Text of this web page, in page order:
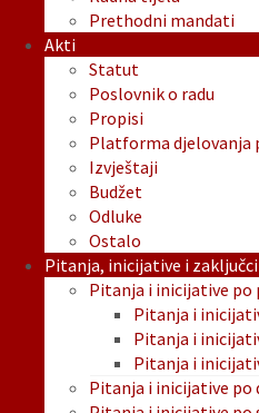
Prethodni mandati
Akti
Statut
Poslovnik o radu
Propisi
Platforma djelovanja
Izvještaji
Budžet
Odluke
Ostalo
Pitanja, inicijative i zaključci
Pitanja i inicijative po
Pitanja i
Pitanja i
Pitanja i
Pitanja i inicijative po